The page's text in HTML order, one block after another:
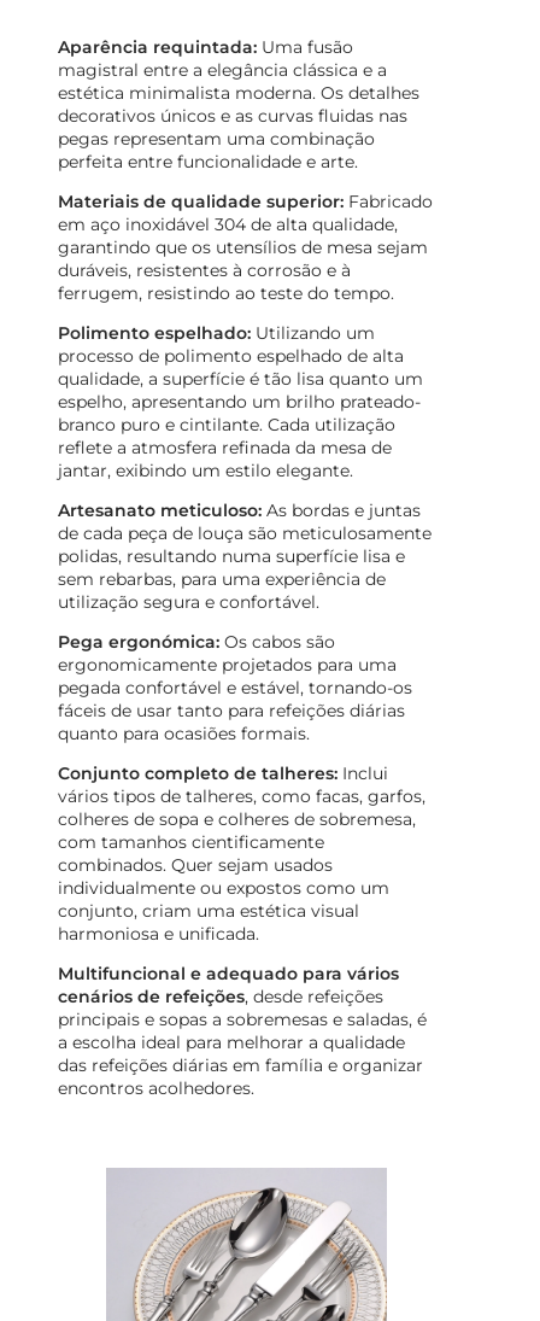
Aparência requintada: Uma fusão
magistral entre a elegância clássica e a
estética minimalista moderna. Os detalhes
decorativos únicos e as curvas fluidas nas
pegas representam uma combinação
perfeita entre funcionalidade e arte.
Materiais de qualidade superior: Fabricado
em aço inoxidável 304 de alta qualidade,
garantindo que os utensílios de mesa sejam
duráveis, resistentes à corrosão e à
ferrugem, resistindo ao teste do tempo.
Polimento espelhado: Utilizando um
processo de polimento espelhado de alta
qualidade, a superfície é tão lisa quanto um
espelho, apresentando um brilho prateado-
branco puro e cintilante. Cada utilização
reflete a atmosfera refinada da mesa de
jantar, exibindo um estilo elegante.
Artesanato meticuloso: As bordas e juntas
de cada peça de louça são meticulosamente
polidas, resultando numa superfície lisa e
sem rebarbas, para uma experiência de
utilização segura e confortável.
Pega ergonómica: Os cabos são
ergonomicamente projetados para uma
pegada confortável e estável, tornando-os
fáceis de usar tanto para refeições diárias
quanto para ocasiões formais.
Conjunto completo de talheres: Inclui
vários tipos de talheres, como facas, garfos,
colheres de sopa e colheres de sobremesa,
com tamanhos cientificamente
combinados. Quer sejam usados
individualmente ou expostos como um
conjunto, criam uma estética visual
harmoniosa e unificada.
Multifuncional e adequado para vários
cenários de refeições, desde refeições
principais e sopas a sobremesas e saladas, é
a escolha ideal para melhorar a qualidade
das refeições diárias em família e organizar
encontros acolhedores.